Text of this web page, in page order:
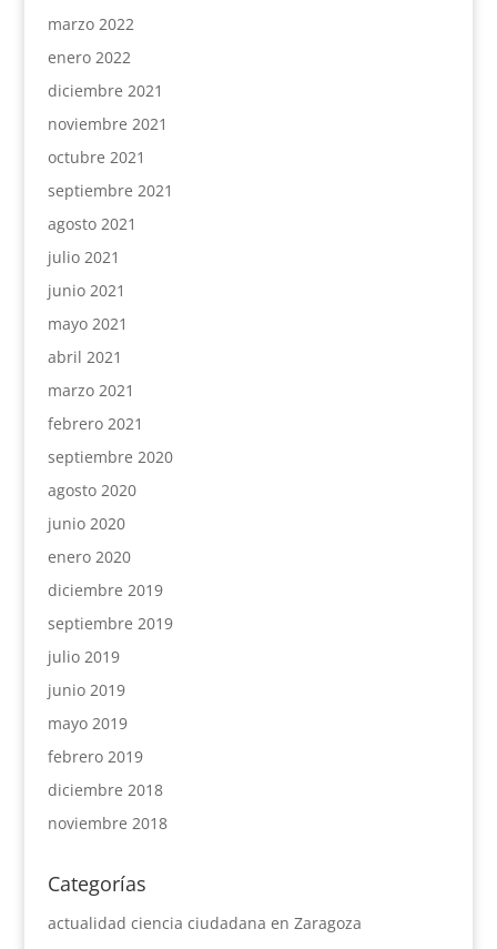
marzo 2022
enero 2022
diciembre 2021
noviembre 2021
octubre 2021
septiembre 2021
agosto 2021
julio 2021
junio 2021
mayo 2021
abril 2021
marzo 2021
febrero 2021
septiembre 2020
agosto 2020
junio 2020
enero 2020
diciembre 2019
septiembre 2019
julio 2019
junio 2019
mayo 2019
febrero 2019
diciembre 2018
noviembre 2018
Categorías
actualidad ciencia ciudadana en Zaragoza